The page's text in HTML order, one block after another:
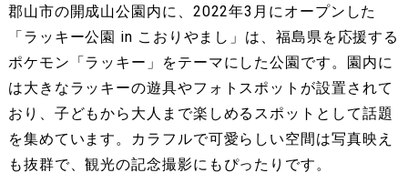
郡山市の開成山公園内に、2022年3月にオープンした
「ラッキー公園 in こおりやまし」は、福島県を応援する
ポケモン「ラッキー」をテーマにした公園です。園内に
は大きなラッキーの遊具やフォトスポットが設置されて
おり、子どもから大人まで楽しめるスポットとして話題
を集めています。カラフルで可愛らしい空間は写真映え
も抜群で、観光の記念撮影にもぴったりです。